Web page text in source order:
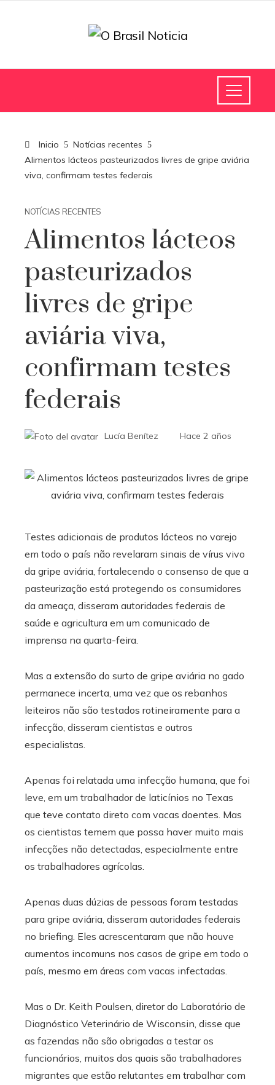
Inicio
Notícias recentes
Alimentos lácteos pasteurizados livres de gripe aviária
viva, confirmam testes federais
NOTÍCIAS RECENTES
Alimentos lácteos
pasteurizados
livres de gripe
aviária viva,
confirmam testes
federais
Lucía Benítez Hace 2 años
Testes adicionais de produtos lácteos no varejo
em todo o país não revelaram sinais de vírus vivo
da gripe aviária, fortalecendo o consenso de que a
pasteurização está protegendo os consumidores
da ameaça, disseram autoridades federais de
saúde e agricultura em um comunicado de
imprensa na quarta-feira.
Mas a extensão do surto de gripe aviária no gado
permanece incerta, uma vez que os rebanhos
leiteiros não são testados rotineiramente para a
infecção, disseram cientistas e outros
especialistas.
Apenas foi relatada uma infecção humana, que foi
leve, em um trabalhador de laticínios no Texas
que teve contato direto com vacas doentes. Mas
os cientistas temem que possa haver muito mais
infecções não detectadas, especialmente entre
os trabalhadores agrícolas.
Apenas duas dúzias de pessoas foram testadas
para gripe aviária, disseram autoridades federais
no briefing. Eles acrescentaram que não houve
aumentos incomuns nos casos de gripe em todo o
país, mesmo em áreas com vacas infectadas.
Mas o Dr. Keith Poulsen, diretor do Laboratório de
Diagnóstico Veterinário de Wisconsin, disse que
as fazendas não são obrigadas a testar os
funcionários, muitos dos quais são trabalhadores
migrantes que estão relutantes em trabalhar com